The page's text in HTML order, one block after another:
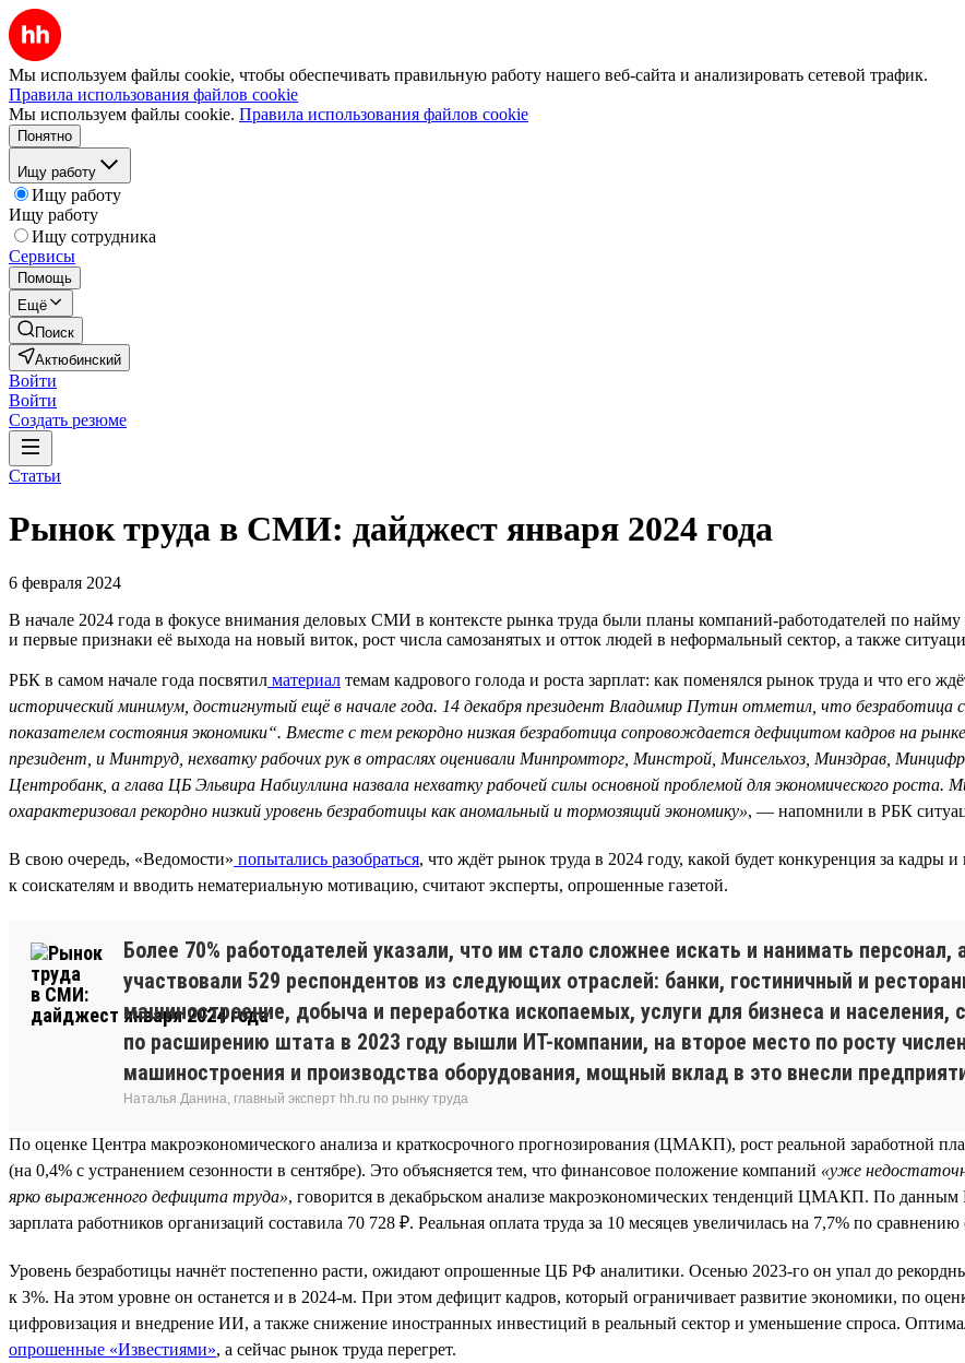
Мы используем файлы cookie, чтобы обеспечивать правильную работу нашего веб-сайта и анализировать сетевой трафик.
Правила использования файлов cookie
Мы используем файлы cookie. Правила использования файлов cookie
Понятно
Ищу работу
Ищу работу
Ищу работу
Ищу сотрудника
Сервисы
Помощь
Ещё
Поиск
Актюбинский
Войти
Войти
Создать резюме
Статьи
Рынок труда в СМИ: дайджест января 2024 года
6 февраля 2024
В начале 2024 года в фокусе внимания деловых СМИ в контексте рынка труда были планы компаний-работодателей по
и первые признаки её выхода на новый виток, рост числа самозанятых и отток людей в неформальный сектор, а также
РБК в самом начале года посвятил материал темам кадрового голода и роста зарплат: как поменялся рынок труда и что его
исторический минимум, достигнутый ещё в начале года. 14 декабря президент Владимир Путин отметил, что безработица
показателем состояния экономики“. Вместе с тем рекордно низкая безработица сопровождается дефицитом кадров на
президент, и Минтруд, нехватку рабочих рук в отраслях оценивали Минпромторг, Минстрой, Минсельхоз, Минздрав,
Центробанк, а глава ЦБ Эльвира Набиуллина назвала нехватку рабочей силы основной проблемой для экономического
охарактеризовал рекордно низкий уровень безработицы как аномальный и тормозящий экономику», — напомнили в РБК
В свою очередь, «Ведомости» попытались разобраться, что ждёт рынок труда в 2024 году, какой будет конкуренция за кадры
к соискателям и вводить нематериальную мотивацию, считают эксперты, опрошенные газетой.
Более 70% работодателей указали, что им стало сложнее искать и нанимать персонал,
участвовали 529 респондентов из следующих отраслей: банки, гостиничный и
машиностроение, добыча и переработка ископаемых, услуги для бизнеса и
по расширению штата в 2023 году вышли ИТ-компании, на второе место по росту
машиностроения и производства оборудования, мощный вклад в это внесли
Наталья Данина, главный эксперт hh.ru по рынку труда
По оценке Центра макроэкономического анализа и краткосрочного прогнозирования (ЦМАКП), рост реальной заработной
(на 0,4% с устранением сезонности в сентябре). Это объясняется тем, что финансовое положение компаний «уже
ярко выраженного дефицита труда», говорится в декабрьском анализе макроэкономических тенденций ЦМАКП. По данным
зарплата работников организаций составила 70 728 ₽. Реальная оплата труда за 10 месяцев увеличилась на 7,7% по
Уровень безработицы начнёт постепенно расти, ожидают опрошенные ЦБ РФ аналитики. Осенью 2023-го он упал до
к 3%. На этом уровне он останется и в 2024-м. При этом дефицит кадров, который ограничивает развитие экономики, по
цифровизация и внедрение ИИ, а также снижение иностранных инвестиций в реальный сектор и уменьшение спроса.
опрошенные «Известиями», а сейчас рынок труда перегрет.